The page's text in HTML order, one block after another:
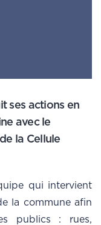
ses actions en
avec le
la Cellule
qui intervient
la commune afin
publics : rues,